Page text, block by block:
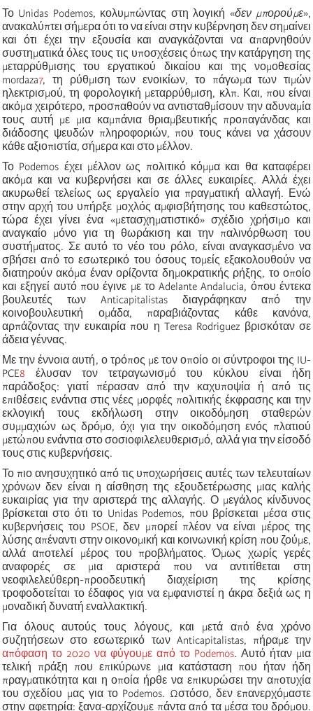
Το Unidas Podemos, κολυμπώντας στη λογική «δεν μπορούμε»,
ανακαλύπτει σήμερα ότι το να είναι στην κυβέρνηση δεν σημαίνει
και ότι έχει την εξουσία και αναγκάζονται να απαρνηθούν
συστηματικά όλες τους τις υποσχέσεις όπως την κατάργηση της
μεταρρύθμισης του εργατικού δικαίου και της νομοθεσίας
mordaza7, τη ρύθμιση των ενοικίων, το πάγωμα των τιμών
ηλεκτρισμού, τη φορολογική μεταρρύθμιση, κλπ. Και, που είναι
ακόμα χειρότερο, προσπαθούν να αντισταθμίσουν την αδυναμία
τους αυτή με μια καμπάνια θριαμβευτικής προπαγάνδας και
διάδοσης ψευδών πληροφοριών, που τους κάνει να χάσουν
κάθε αξιοπιστία, σήμερα και στο μέλλον.
Το Podemos έχει μέλλον ως πολιτικό κόμμα και θα καταφέρει
ακόμα και να κυβερνήσει και σε άλλες ευκαιρίες. Αλλά έχει
ακυρωθεί τελείως ως εργαλείο για πραγματική αλλαγή. Ενώ
στην αρχή του υπήρξε μοχλός αμφισβήτησης του καθεστώτος,
τώρα έχει γίνει ένα «μετασχηματιστικό»σχέδιο χρήσιμο και
αναγκαίο μόνο για τη θωράκιση και την παλινόρθωση του
συστήματος. Σε αυτό το νέο του ρόλο, είναι αναγκασμένο να
σβήσει από το εσωτερικό του όσους τομείς εξακολουθούν να
διατηρούν ακόμα έναν ορίζοντα δημοκρατικής ρήξης, το οποίο
και εξηγεί αυτό που έγινε με το Adelante Andalucia, όπου έντεκα
βουλευτές των Anticapitalistas διαγράφηκαν από την
κοινοβουλευτική ομάδα, παραβιάζοντας κάθε κανόνα,
αρπάζοντας την ευκαιρία που η Teresa Rodriguez βρισκόταν σε
άδεια γέννας.
Με την έννοια αυτή, ο τρόπος με τον οποίο οι σύντροφοι της IU-
PCE8 έλυσαν τον τετραγωνισμό του κύκλου είναι ήδη
παράδοξος: γιατί πέρασαν από την καχυποψία ή από τις
επιθέσεις ενάντια στις νέες μορφές πολιτικής έκφρασης και την
εκλογική τους εκδήλωση στην οικοδόμηση σταθερών
συμμαχιών ως δρόμο, όχι για την οικοδόμηση ενός πλατιού
μετώπου ενάντια στο σοσιοφιλελευθερισμό, αλλά για την είσοδό
τους στις κυβερνήσεις.
Το πιο ανησυχητικό από τις υποχωρήσεις αυτές των τελευταίων
χρόνων δεν είναι η αίσθηση της εξουδετέρωσης μιας καλής
ευκαιρίας για την αριστερά της αλλαγής. Ο μεγάλος κίνδυνος
βρίσκεται στο ότι το Unidas Podemos, που βρίσκεται μέσα στις
κυβερνήσεις του PSOE, δεν μπορεί πλέον να είναι μέρος της
λύσης απέναντι στην οικονομική και κοινωνική κρίση που ζούμε,
αλλά αποτελεί μέρος του προβλήματος. Όμως χωρίς γερές
αναφορές σε μια αριστερά που να αντιτίθεται στη
νεοφιλελεύθερη-προοδευτική διαχείριση της κρίσης
τροφοδοτείται το έδαφος για να εμφανιστεί η άκρα δεξιά ως η
μοναδική δυνατή εναλλακτική.
Για όλους αυτούς τους λόγους, και μετά από ένα χρόνο
συζητήσεων στο εσωτερικό των Anticapitalistas, πήραμε την
απόφαση το 2020 να φύγουμε από το Podemos. Αυτό ήταν μια
τελική πράξη που επικύρωνε μια κατάσταση που ήταν ήδη
πραγματικότητα και η οποία ήρθε να επικυρώσει την αποτυχία
του σχεδίου μας για το Podemos. Ωστόσο, δεν επανερχόμαστε
στην αφετηρία: ξανα-αρχίζουμε πάντα από τα μέσα του δρόμου.